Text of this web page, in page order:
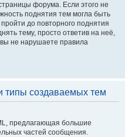
форума. Если этого не
поднятия тем могла быть
до повторного поднятия
тему, просто ответив на неё,
не нарушаете правила
типы создаваемых тем
предлагающая большие
частей сообщения.